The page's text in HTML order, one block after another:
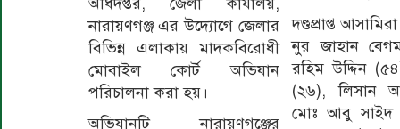
নারায়ণগঞ্জ এর উদ্যোগে জেলার
বিভিন্ন এলাকায় মাদকবিরোধী
মোবাইল কোর্ট অভিযান
পরিচালনা করা হয়।
অভিযানটি নারায়ণগঞ্জের
দণ্ডপ্রাপ্ত
নুর জাহান
রহিম উদ্দিন
(২৬), লিসান
মোঃ আবু সাইদ